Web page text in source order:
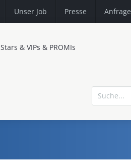
Unser Job Presse Anfrage
Stars & VIPs & PROMIs